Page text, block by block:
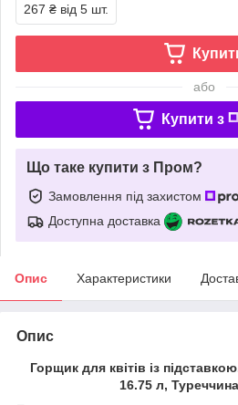
267 ₴ від 5 шт.
або
Купити з
Що таке купити з Пром?
Замовлення під захистом
Доступна доставка
Опис Характеристики
Опис
Горщик для квітів із
16.75 л,